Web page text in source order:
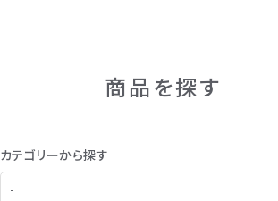
商品を探す
カテゴリーから探す